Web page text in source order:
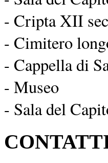
- Cripta XII
- Cimitero
- Cappella di
- Museo
- Sala del